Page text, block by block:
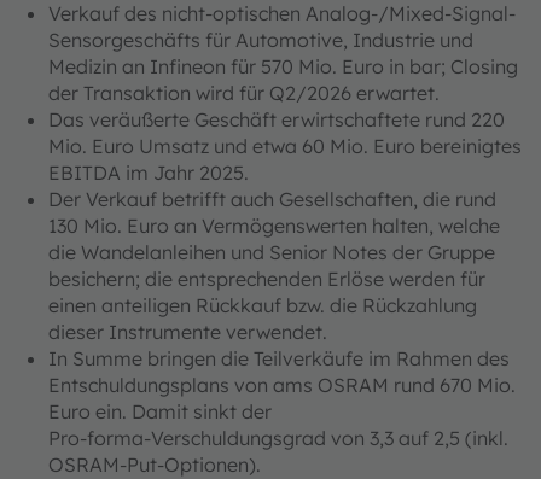
Verkauf des nicht-optischen Analog-/Mixed-Signal-
Sensorgeschäfts für Automotive, Industrie und
Medizin an Infineon für 570 Mio. Euro in bar; Closing
der Transaktion wird für Q2/2026 erwartet.
Das veräußerte Geschäft erwirtschaftete rund 220
Mio. Euro Umsatz und etwa 60 Mio. Euro bereinigtes
EBITDA im Jahr 2025.
Der Verkauf betrifft auch Gesellschaften, die rund
130 Mio. Euro an Vermögenswerten halten, welche
die Wandelanleihen und Senior Notes der Gruppe
besichern; die entsprechenden Erlöse werden für
einen anteiligen Rückkauf bzw. die Rückzahlung
dieser Instrumente verwendet.
In Summe bringen die Teilverkäufe im Rahmen des
Entschuldungsplans von ams OSRAM rund 670 Mio.
Euro ein. Damit sinkt der
Pro‑forma‑Verschuldungsgrad von 3,3 auf 2,5 (inkl.
OSRAM-Put-Optionen).